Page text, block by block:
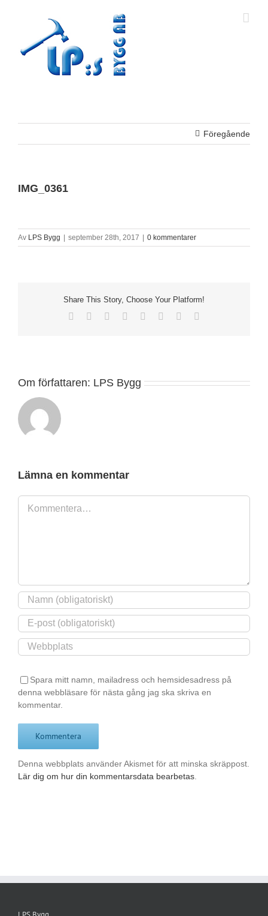
Föregående
IMG_0361
Av LPS Bygg september 28th, 2017 0 kommentarer
Share This Story, Choose Your Platform!
Facebook Reddit LinkedIn
TumblrPinterest
Om författaren: LPS Bygg
Lämna en kommentar
Kommentar
Spara mitt namn, mailadress och hemsidesadress på
denna webbläsare för nästa gång jag ska skriva en
kommentar.
Denna webbplats använder Akismet för att minska skräppost.
Lär dig om hur din kommentarsdata bearbetas